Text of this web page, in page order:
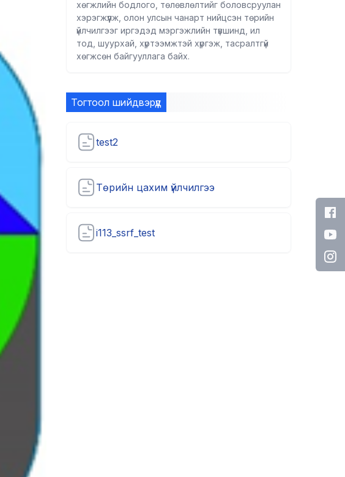
хөгжлийн бодлого, төлөвлөлтийг боловсруулан
хэрэгжүүлж, олон улсын чанарт нийцсэн төрийн
үйлчилгээг иргэдэд мэргэжлийн түвшинд, ил
тод, шуурхай, хүртээмжтэй хүргэж, тасралтгүй
хөгжсөн байгууллага байх.
Тогтоол шийдвэрүүд
test2
Төрийн цахим үйлчилгээ
i113_ssrf_test